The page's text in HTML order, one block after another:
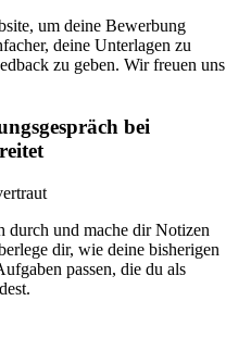
um deine Bewerbung
deine Unterlagen zu
zu geben. Wir freuen uns
bei
durch und mache dir Notizen
dir, wie deine bisherigen
passen, die du als